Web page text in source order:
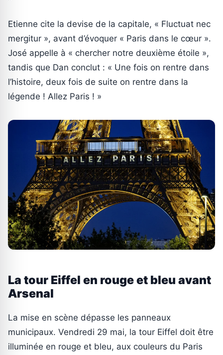
Etienne cite la devise de la capitale, « Fluctuat nec
mergitur », avant d’évoquer « Paris dans le cœur ».
José appelle à « chercher notre deuxième étoile »,
tandis que Dan conclut : « Une fois on rentre dans
l’histoire, deux fois de suite on rentre dans la
légende ! Allez Paris ! »
La tour Eiffel en rouge et bleu avant
Arsenal
La mise en scène dépasse les panneaux
municipaux. Vendredi 29 mai, la tour Eiffel doit être
illuminée en rouge et bleu, aux couleurs du Paris